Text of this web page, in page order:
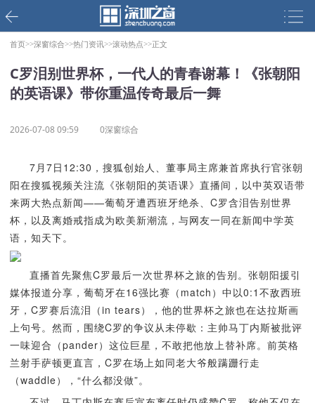
首页>>深窗综合>>热门资讯>>滚动热点>>正文
C罗泪别世界杯，一代人的青春谢幕！《张朝阳
的英语课》带你重温传奇最后一舞
2026-07-08 09:59 0深窗综合
7月7日12:30，搜狐创始人、董事局主席兼首席执行官张朝
阳在搜狐视频关注流《张朝阳的英语课》直播间，以中英双语带
来两大热点新闻——葡萄牙遭西班牙绝杀、C罗含泪告别世界
杯，以及离婚戒指成为欧美新潮流，与网友一同在新闻中学英
语，知天下。
直播首先聚焦C罗最后一次世界杯之旅的告别。张朝阳援引
媒体报道分享，葡萄牙在16强比赛（match）中以0:1不敌西班
牙，C罗赛后流泪（in tears），他的世界杯之旅也在达拉斯画
上句号。然而，围绕C罗的争议从未停歇：主帅马丁内斯被批评
一味迎合（pander）这位巨星，不敢把他放上替补席。前英格
兰射手萨顿更直言，C罗在场上如同老大爷般蹒跚行走
（waddle），“什么都没做”。